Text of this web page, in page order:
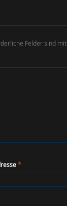
Felder sind mit
*